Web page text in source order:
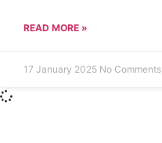
READ MORE »
17 January 2025 No Comments